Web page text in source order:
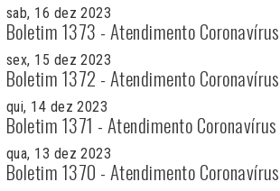
sab, 16 dez 2023
Boletim 1373 - Atendimento Coronavírus
sex, 15 dez 2023
Boletim 1372 - Atendimento Coronavírus
qui, 14 dez 2023
Boletim 1371 - Atendimento Coronavírus
qua, 13 dez 2023
Boletim 1370 - Atendimento Coronavírus